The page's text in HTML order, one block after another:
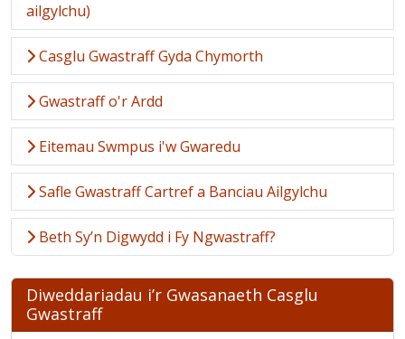
ailgylchu)
Casglu Gwastraff Gyda Chymorth
Gwastraff o'r Ardd
Eitemau Swmpus i'w Gwaredu
Safle Gwastraff Cartref a Banciau Ailgylchu
Beth Sy’n Digwydd i Fy Ngwastraff?
Diweddariadau i’r Gwasanaeth Casglu
Gwastraff